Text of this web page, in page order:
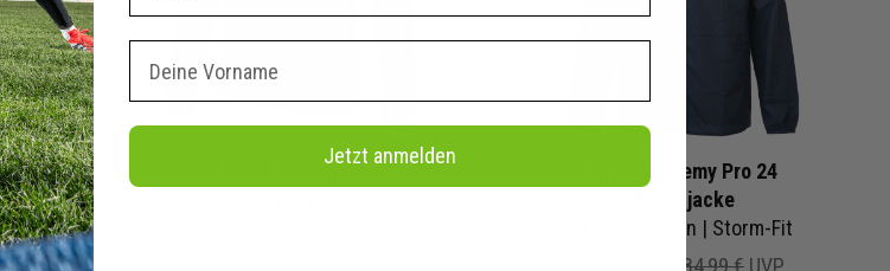
Herren Damen 2-teilig | Trainingsjacke Trainingshose
Nike Academy 21
Nike Academy Pro 24
Regenjacke
Herren Damen | Storm-Fit
84,99 € UVP
Jetzt anmelden